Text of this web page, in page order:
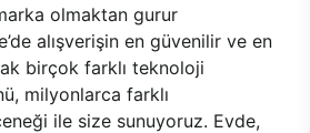
olmaktan gurur
alışverişin en güvenilir ve en
birçok farklı teknoloji
milyonlarca farklı
ile size sunuyoruz. Evde,